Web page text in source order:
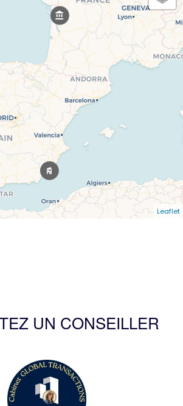
Leaflet
UN CONSEILLER